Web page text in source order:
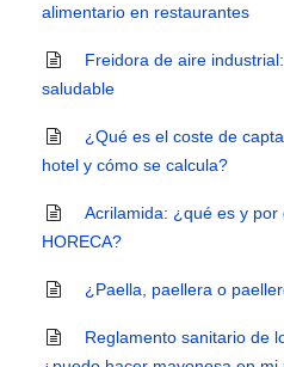
alimentario en restaurantes
Freidora de aire
saludable
¿Qué es el coste de
hotel y cómo se calcula?
Acrilamida: ¿qué es y
HORECA?
¿Paella, paellera o
Reglamento sanitario de